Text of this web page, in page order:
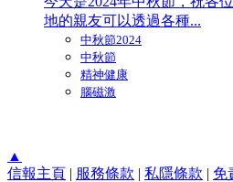
地的親友可以透過各種...
中秋節2024
中秋節
精神健康
腦磁激
▲
信報主頁 | 服務條款 | 私隱條款 | 免